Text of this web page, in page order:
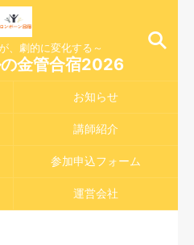
、劇的に変化する～
金管合宿2026
お知らせ
講師紹介
参加申込フォーム
運営会社